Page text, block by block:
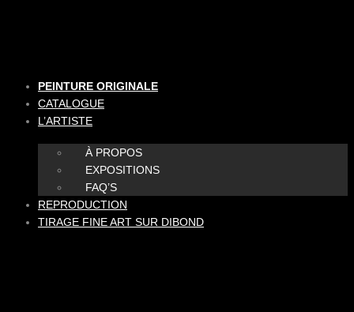
PEINTURE ORIGINALE
CATALOGUE
L’ARTISTE
À PROPOS
EXPOSITIONS
FAQ’S
REPRODUCTION
TIRAGE FINE ART SUR DIBOND